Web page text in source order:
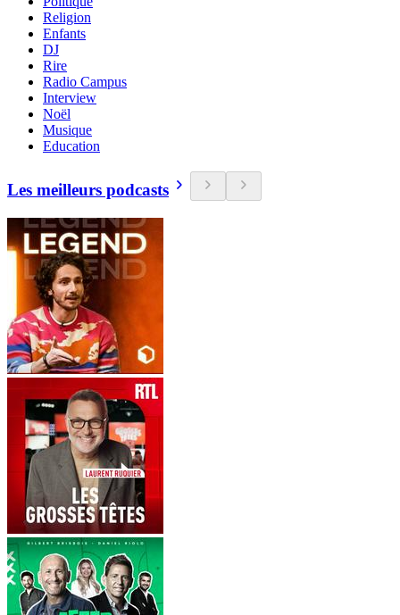
Religion
Enfants
DJ
Rire
Radio Campus
Interview
Noël
Musique
Education
Les meilleurs podcasts